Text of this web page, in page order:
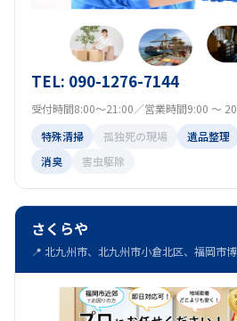
TEL: 090-1276-7144
受付時間8:00～21:00／営業時間9:00 ～
特殊清掃
孤独死の現場 遺品整理
消臭
害虫駆除
さくらや
📍 北九州市、北九州市小倉北区、福岡市